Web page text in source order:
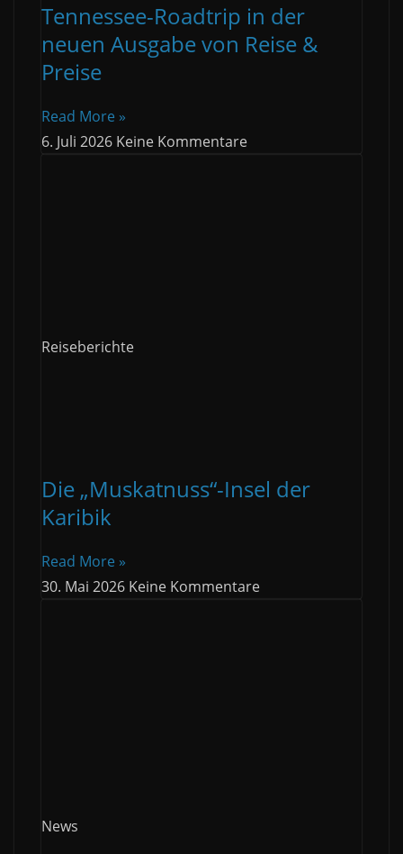
Tennessee-Roadtrip in der
neuen Ausgabe von Reise &
Preise
Read More »
6. Juli 2026 Keine Kommentare
Reiseberichte
Die „Muskatnuss“-Insel der
Karibik
Read More »
30. Mai 2026 Keine Kommentare
News